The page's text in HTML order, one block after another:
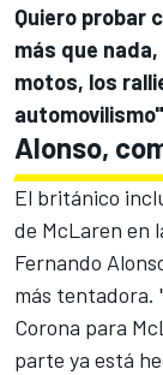
Quiero probar
más que
motos, los
Alonso,
El británico
de McLaren en
Fernando
más tentadora.
Corona para
parte ya está